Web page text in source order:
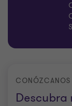
Descubra
CONÓZCANOS